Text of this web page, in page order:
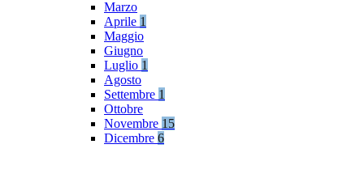
Marzo
Aprile 1
Maggio
Giugno
Luglio 1
Agosto
Settembre 1
Ottobre
Novembre 15
Dicembre 6